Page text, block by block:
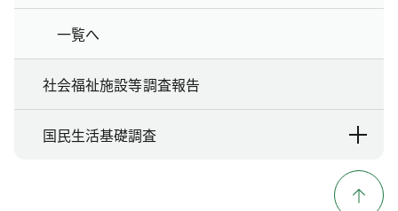
一覧へ
社会福祉施設等調査報告
国民生活基礎調査